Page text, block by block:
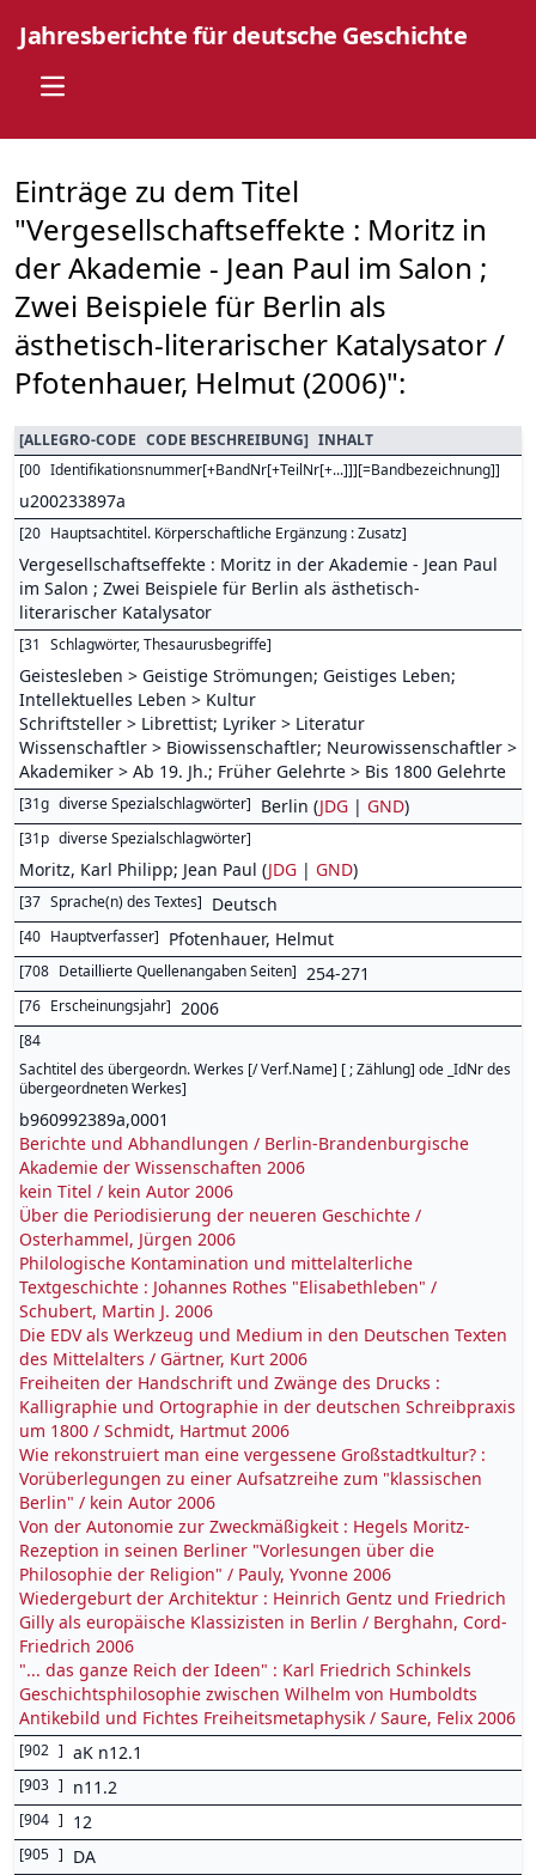
Jahresberichte für deutsche Geschichte
Open main menu
Einträge zu dem Titel
"Vergesellschaftseffekte : Moritz in
der Akademie - Jean Paul im Salon ;
Zwei Beispiele für Berlin als
ästhetisch-literarischer Katalysator /
Pfotenhauer, Helmut (2006)":
[ALLEGRO-CODE CODE BESCHREIBUNG] INHALT
[00 Identifikationsnummer[+BandNr[+TeilNr[+...]]][=Bandbezeichnung]]
u200233897a
[20 Hauptsachtitel. Körperschaftliche Ergänzung : Zusatz]
Vergesellschaftseffekte : Moritz in der Akademie - Jean Paul
im Salon ; Zwei Beispiele für Berlin als ästhetisch-
literarischer Katalysator
[31 Schlagwörter, Thesaurusbegriffe]
Geistesleben > Geistige Strömungen; Geistiges Leben;
Intellektuelles Leben > Kultur
Schriftsteller > Librettist; Lyriker > Literatur
Wissenschaftler > Biowissenschaftler; Neurowissenschaftler >
Akademiker > Ab 19. Jh.; Früher Gelehrte > Bis 1800 Gelehrte
[31g diverse Spezialschlagwörter] Berlin (JDG | GND)
[31p diverse Spezialschlagwörter]
Moritz, Karl Philipp; Jean Paul (JDG | GND)
[37 Sprache(n) des Textes] Deutsch
[40 Hauptverfasser] Pfotenhauer, Helmut
[708 Detaillierte Quellenangaben Seiten] 254-271
[76 Erscheinungsjahr] 2006
[84
Sachtitel des übergeordn. Werkes [/ Verf.Name] [ ; Zählung] ode _IdNr des
übergeordneten Werkes]
b960992389a,0001
Berichte und Abhandlungen / Berlin-Brandenburgische
Akademie der Wissenschaften 2006
kein Titel / kein Autor 2006
Über die Periodisierung der neueren Geschichte /
Osterhammel, Jürgen 2006
Philologische Kontamination und mittelalterliche
Textgeschichte : Johannes Rothes "Elisabethleben" /
Schubert, Martin J. 2006
Die EDV als Werkzeug und Medium in den Deutschen Texten
des Mittelalters / Gärtner, Kurt 2006
Freiheiten der Handschrift und Zwänge des Drucks :
Kalligraphie und Ortographie in der deutschen Schreibpraxis
um 1800 / Schmidt, Hartmut 2006
Wie rekonstruiert man eine vergessene Großstadtkultur? :
Vorüberlegungen zu einer Aufsatzreihe zum "klassischen
Berlin" / kein Autor 2006
Von der Autonomie zur Zweckmäßigkeit : Hegels Moritz-
Rezeption in seinen Berliner "Vorlesungen über die
Philosophie der Religion" / Pauly, Yvonne 2006
Wiedergeburt der Architektur : Heinrich Gentz und Friedrich
Gilly als europäische Klassizisten in Berlin / Berghahn, Cord-
Friedrich 2006
"... das ganze Reich der Ideen" : Karl Friedrich Schinkels
Geschichtsphilosophie zwischen Wilhelm von Humboldts
Antikebild und Fichtes Freiheitsmetaphysik / Saure, Felix 2006
[902 ] aK n12.1
[903 ] n11.2
[904 ] 12
[905 ] DA